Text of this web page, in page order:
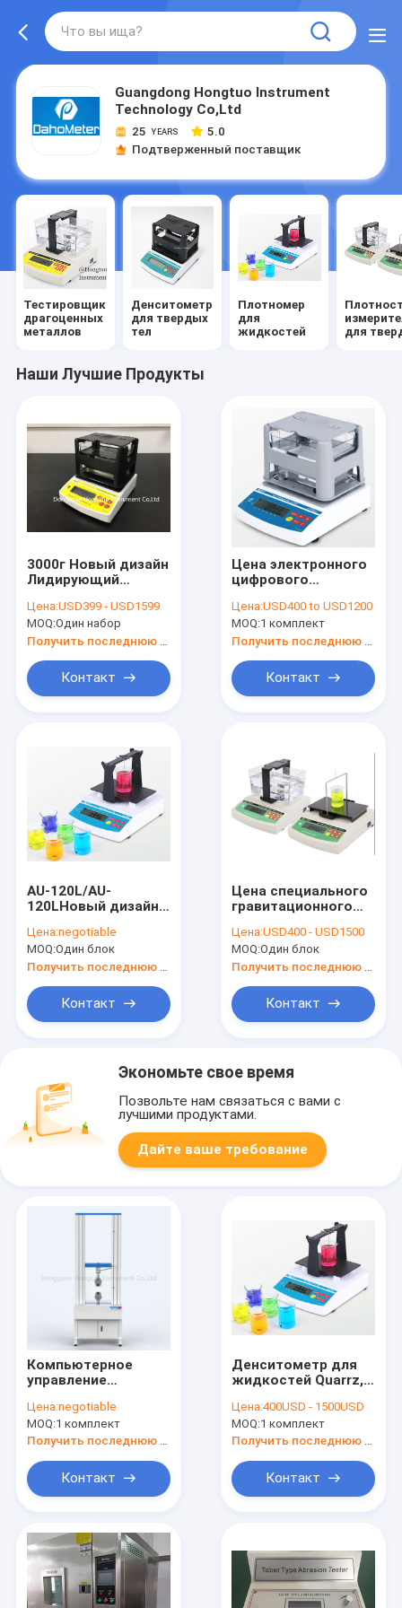
Guangdong Hongtuo Instrument
Technology Co,Ltd
25 YEARS
5.0
Подтверженный поставщик
Тестировщик
драгоценных
металлов
Денситометр
для твердых
тел
Плотномер
для
жидкостей
для
Наши Лучшие Продукты
3000г Новый дизайн
Лидирующий
Золотоиспытательная
машина, Золотовая
машина для
AU-3000K
Цена:USD399 - USD1599
MOQ:Один набор
Контакт
Цена электронного
цифрового
резины и пластика
по стандарту ASTM
Цена:USD400 to USD1200
MOQ:1 комплект
Контакт
AU-120L/AU-
120LНовый дизайн
жидкостной
плотность
измеритель,
плотность
измеритель,
измеритель TOP
Цена:negotiable
MOQ:Один блок
Контакт
Цена специального
гравитационного
жидкого порошка,
оборудование для
испытаний
гравитации DE-120T
Цена:USD400 - USD1500
MOQ:Один блок
Контакт
Экономьте свое время
Позвольте нам связаться с вами с
лучшими продуктами.
Дайте ваше требование
Компьютерное
управление
универсальная
тяговая
испытательная
изготовлена в
Китае
Цена:negotiable
MOQ:1 комплект
Получить последнюю цену
Контакт
Денситометр для
жидкостей Quarrz,
денситометр,
прибор для
измерения
Цена:400USD - 1500USD
MOQ:1 комплект
Получить последнюю цену
Контакт